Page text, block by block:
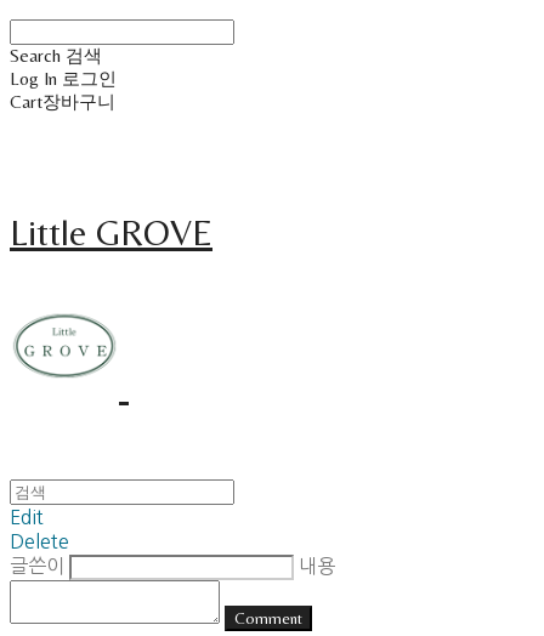
Search 검색
Log In 로그인
Cart장바구니
Little GROVE
Edit
Delete
글쓴이
내용
Comment